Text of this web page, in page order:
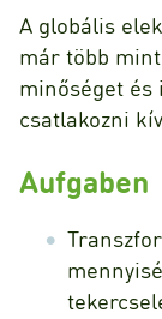
A globális
már több
minőséget és
csatlakozni
Aufgaben